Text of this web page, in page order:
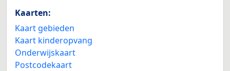
Kaarten:
Kaart gebieden
Kaart kinderopvang
Onderwijskaart
Postcodekaart